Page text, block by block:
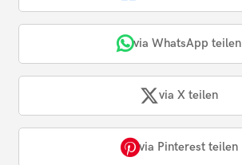
via WhatsApp teilen
via X teilen
via Pinterest teilen